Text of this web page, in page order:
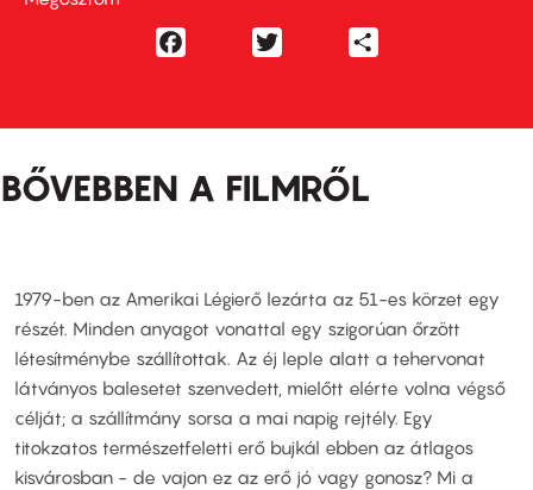
Facebook
BŐVEBBEN A FILMRŐL
1979-ben az Amerikai Légierő lezárta az 51-es körzet egy
részét. Minden anyagot vonattal egy szigorúan őrzött
létesítménybe szállítottak. Az éj leple alatt a tehervonat
látványos balesetet szenvedett, mielőtt elérte volna végső
célját; a szállítmány sorsa a mai napig rejtély. Egy
titokzatos természetfeletti erő bujkál ebben az átlagos
kisvárosban - de vajon ez az erő jó vagy gonosz? Mi a